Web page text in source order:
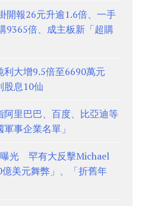
開報26元升逾1.6倍、一手
倍、成主板新「超購
利大增9.5倍至6690萬元
股息10仙
阿里巴巴、百度、比亞迪等
事企業名單」
光 罕有大反擊Michael
美元舞弊」、「折舊年